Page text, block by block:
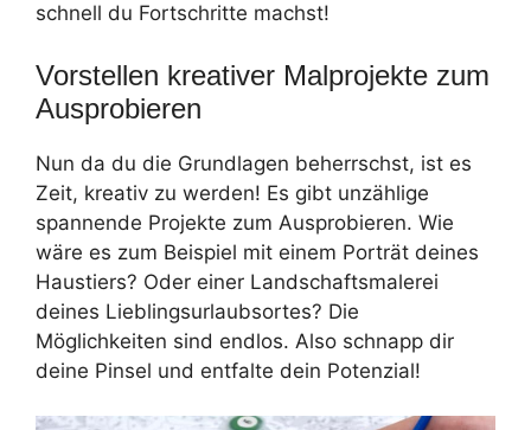
schnell du Fortschritte machst!
Vorstellen kreativer Malprojekte zum
Ausprobieren
Nun da du die Grundlagen beherrschst, ist es
Zeit, kreativ zu werden! Es gibt unzählige
spannende Projekte zum Ausprobieren. Wie
wäre es zum Beispiel mit einem Porträt deines
Haustiers? Oder einer Landschaftsmalerei
deines Lieblingsurlaubsortes? Die
Möglichkeiten sind endlos. Also schnapp dir
deine Pinsel und entfalte dein Potenzial!